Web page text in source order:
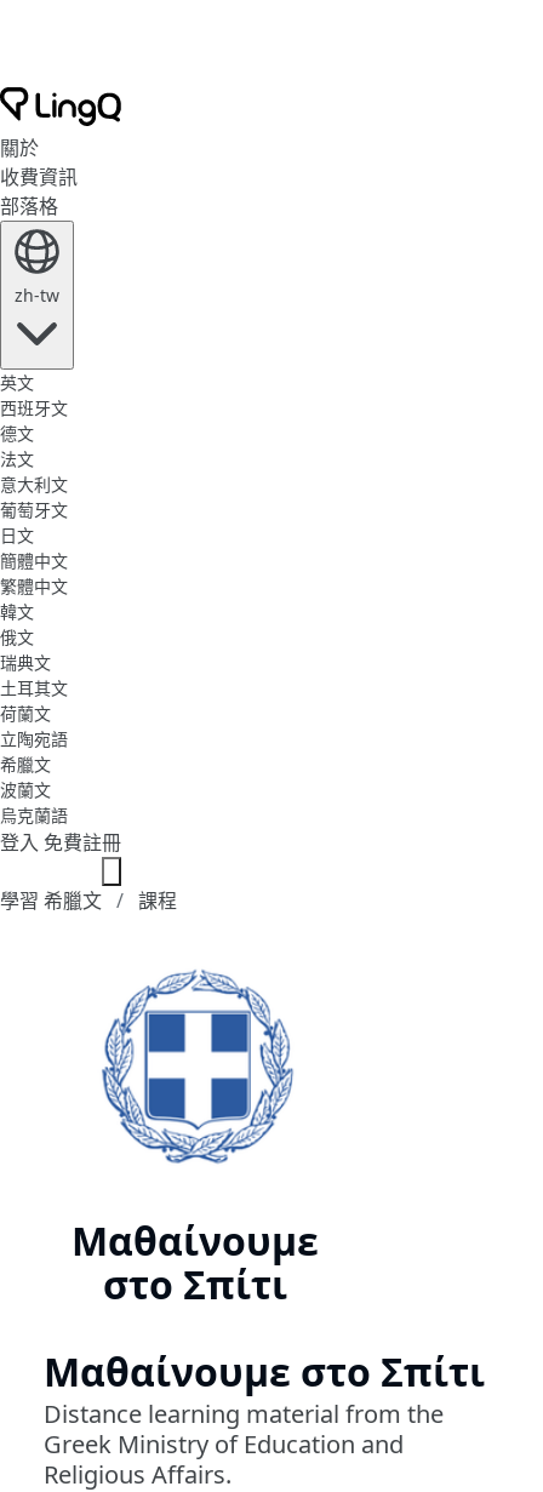
關於
收費資訊
部落格
zh-tw
英文
西班牙文
德文
法文
意大利文
葡萄牙文
日文
簡體中文
繁體中文
韓文
俄文
瑞典文
土耳其文
荷蘭文
立陶宛語
希臘文
波蘭文
烏克蘭語
登入 免費註冊
學習 希臘文 課程
Μαθαίνουμε
στο Σπίτι
Μαθαίνουμε στο Σπίτι
Distance learning material from the
Greek Ministry of Education and
Religious Affairs.